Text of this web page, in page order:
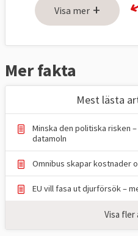
Ange fotograf.
Om fler personer
Skicka text och bild
Visa mer +
Mer fakta
Mest lästa
Minska den politiska risken
datamoln
Omnibus skapar kostnader
EU vill fasa ut djurförsök –
Visa fler